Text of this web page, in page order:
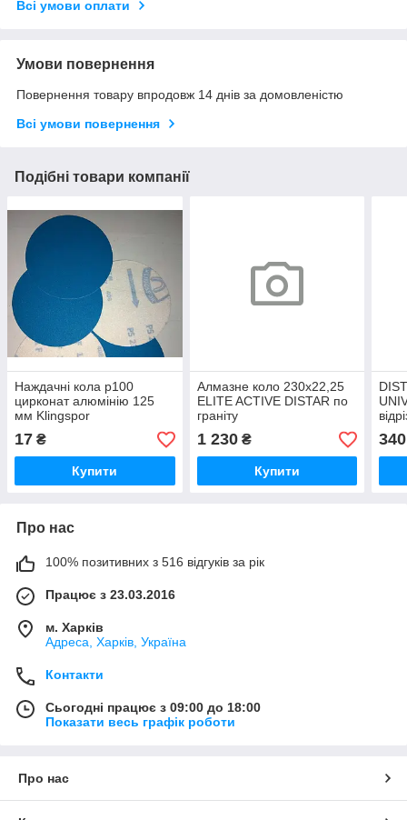
Всі умови оплати
Умови повернення
Повернення товару впродовж 14 днів за домовленістю
Всі умови повернення
Подібні товари компанії
Наждачні кола р100
цирконат алюмінію 125
мм Klingspor
17 ₴
Купити
Алмазне коло 230х22,25
ELITE ACTIVE DISTAR по
граніту
1 230₴
Купити
340
Про нас
100% позитивних з 516 відгуків за рік
Працює з 23.03.2016
м. Харків
Адреса, Харків, Україна
Контакти
Сьогодні працює з 09:00 до 18:00
Показати весь графік роботи
Про нас